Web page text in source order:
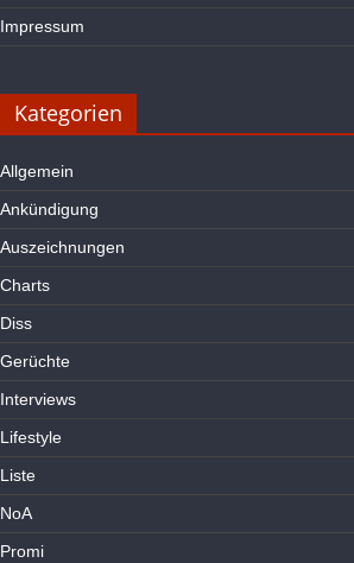
Impressum
Kategorien
Allgemein
Ankündigung
Auszeichnungen
Charts
Diss
Gerüchte
Interviews
Lifestyle
Liste
NoA
Promi